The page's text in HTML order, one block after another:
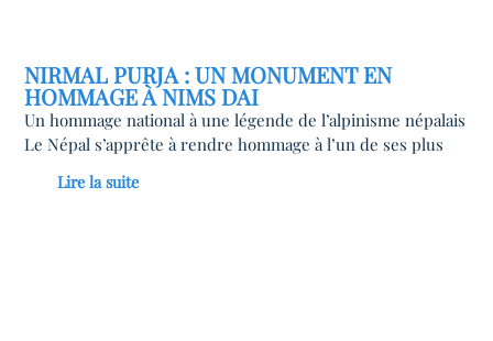
NIRMAL PURJA : UN MONUMENT EN
HOMMAGE À NIMS DAI
Un hommage national à une légende de l’alpinisme népalais
Le Népal s’apprête à rendre hommage à l’un de ses plus
Lire la suite